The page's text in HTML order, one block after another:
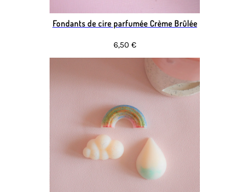
Fondants de cire parfumée Crème Brûlée
6,50 €